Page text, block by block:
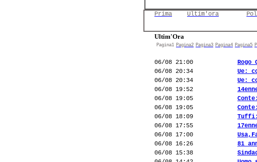
Prima Ultim'ora
Ultim'Ora
Pagina1 Pagina2 Pagina3 Pagina4 Pagina5
06/08 21:00
06/08 20:34
Ue:
06/08 20:34
Ue:
06/08 19:52
06/08 19:05
06/08 19:05
06/08 18:09
Tuffi:
06/08 17:55
06/08 17:00
06/08 16:26
81
06/08 15:38